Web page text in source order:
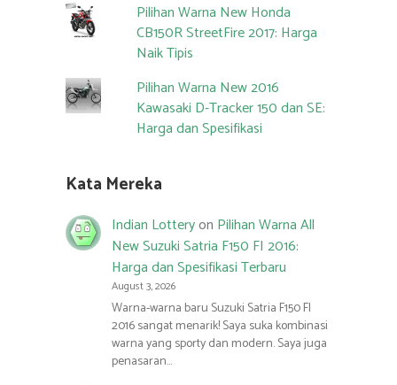
Pilihan Warna New Honda
CB150R StreetFire 2017: Harga
Naik Tipis
Pilihan Warna New 2016
Kawasaki D-Tracker 150 dan SE:
Harga dan Spesifikasi
Kata Mereka
Indian Lotteryon Pilihan Warna All
New Suzuki Satria F150 FI 2016:
Harga dan Spesifikasi Terbaru
August 3, 2026
Warna-warna baru Suzuki Satria F150 FI
2016 sangat menarik! Saya suka kombinasi
warna yang sporty dan modern. Saya juga
penasaran…